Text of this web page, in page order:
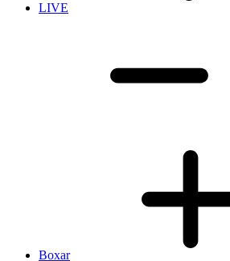
LIVE
Boxar